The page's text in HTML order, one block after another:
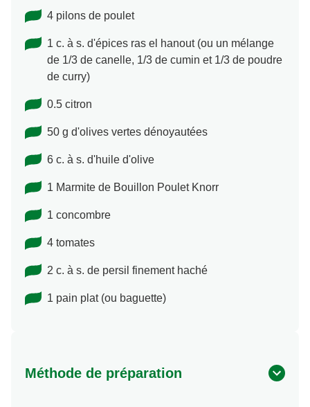
4 pilons de poulet
1 c. à s. d'épices ras el hanout (ou un mélange
de 1/3 de canelle, 1/3 de cumin et 1/3 de poudre
de curry)
0.5 citron
50 g d'olives vertes dénoyautées
6 c. à s. d'huile d'olive
1 Marmite de Bouillon Poulet Knorr
1 concombre
4 tomates
2 c. à s. de persil finement haché
1 pain plat (ou baguette)
Méthode de préparation